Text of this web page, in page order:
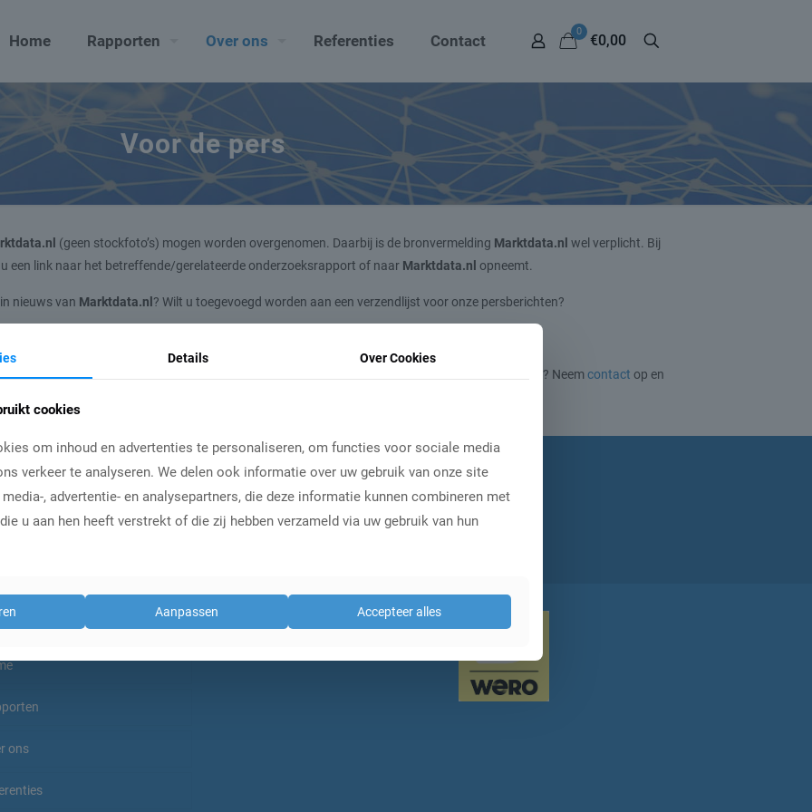
Home Rapporten Over ons Referenties Contact
0
€0,00
Voor de pers
(geen stockfoto’s) mogen worden overgenomen. Daarbij is de bronvermelding Marktdata.nl wel verplicht. Bij
een link naar het betreffende/gerelateerde onderzoeksrapport of naar Marktdata.nl opneemt.
nieuws van Marktdata.nl ? Wilt u toegevoegd worden aan een verzendlijst voor onze persberichten?
in welke branches of sectoren u geïnteresseerd bent.
big data journalist voor analyses en nieuwsartikelen over een specifiek product, dienst of thema? Neem contact op en
in voor onze nieuwsbrief
bestellen
Beauty en wellness
voorbeeld
ons
Klantenservice
Algemene voorwaarden
Details Over Cookies
cookies
om inhoud en advertenties te personaliseren, om functies voor sociale media
verkeer te analyseren. We delen ook informatie over uw gebruik van onze site
, advertentie- en analysepartners, die deze informatie kunnen combineren met
u aan hen heeft verstrekt of die zij hebben verzameld via uw gebruik van hun
Aanpassen Accepteer alles